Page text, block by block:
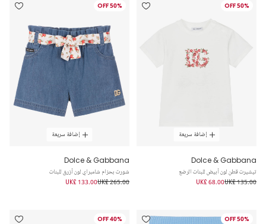
50% OFF
إضافة سريعة
Dolce & Gabbana
تيشيرت قطن لون أبيض للبنات الرضع
UK£ 135.00
UK£ 68.00
50% OFF
إضافة سريعة
Dolce & Gabbana
شورت بحزام شامبراي لون أزرق للبنات
UK£ 265.00
UK£ 133.00
50% OFF
40% OFF